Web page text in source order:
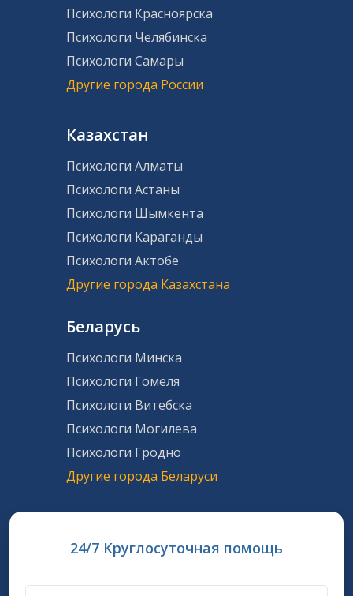
Психологи Красноярска
Психологи Челябинска
Психологи Самары
Другие города России
Казахстан
Психологи Алматы
Психологи Астаны
Психологи Шымкента
Психологи Караганды
Психологи Актобе
Другие города Казахстана
Беларусь
Психологи Минска
Психологи Гомеля
Психологи Витебска
Психологи Могилева
Психологи Гродно
Другие города Беларуси
24/7 Круглосуточная помощь